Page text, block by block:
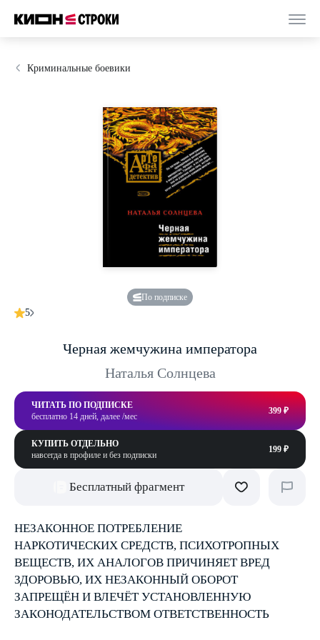
Криминальные боевики
По подписке
5
Черная жемчужина императора
Наталья Солнцева
ЧИТАТЬ ПО ПОДПИСКЕ
бесплатно 14 дней, далее /мес
399 ₽
КУПИТЬ ОТДЕЛЬНО
навсегда в профиле и без подписки
199 ₽
Бесплатный фрагмент
НЕЗАКОННОЕ ПОТРЕБЛЕНИЕ
НАРКОТИЧЕСКИХ СРЕДСТВ, ПСИХОТРОПНЫХ
ВЕЩЕСТВ, ИХ АНАЛОГОВ ПРИЧИНЯЕТ ВРЕД
ЗДОРОВЬЮ, ИХ НЕЗАКОННЫЙ ОБОРОТ
ЗАПРЕЩЁН И ВЛЕЧЁТ УСТАНОВЛЕННУЮ
ЗАКОНОДАТЕЛЬСТВОМ ОТВЕТСТВЕННОСТЬ